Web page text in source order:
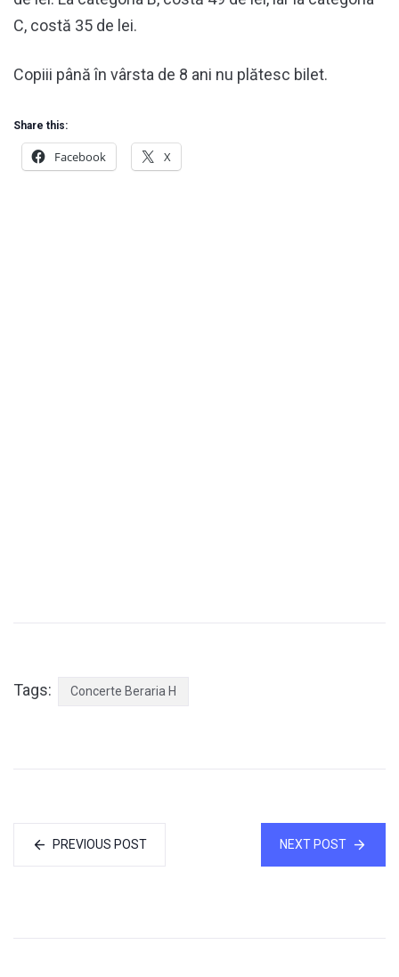
C, costă 35 de lei.
Copiii până în vârsta de 8 ani nu plătesc bilet.
Share this:
Facebook X
Tags: Concerte Beraria H
PREVIOUS POST NEXT POST